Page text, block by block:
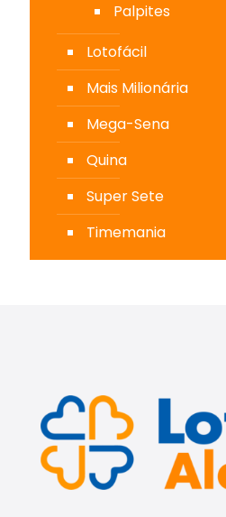
Palpites
Lotofácil
Mais Milionária
Mega-Sena
Quina
Super Sete
Timemania